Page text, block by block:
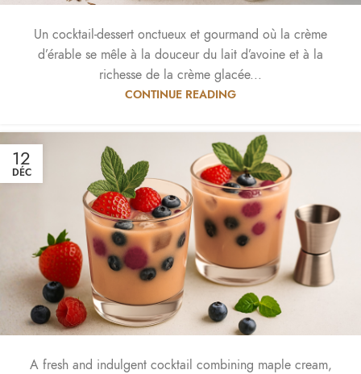
Un cocktail-dessert onctueux et gourmand où la crème
d’érable se mêle à la douceur du lait d’avoine et à la
richesse de la crème glacée...
CONTINUE READING
12
DÉC
A fresh and indulgent cocktail combining maple cream,